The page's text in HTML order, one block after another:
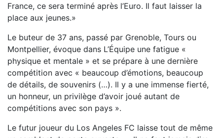
France, ce sera terminé après l’Euro. Il faut laisser la
place aux jeunes.»
Le buteur de 37 ans, passé par Grenoble, Tours ou
Montpellier, évoque dans L’Équipe une fatigue «
physique et mentale » et se prépare à une dernière
compétition avec « beaucoup d’émotions, beaucoup
de détails, de souvenirs (…). Il y a une immense fierté,
un honneur, un privilège d’avoir joué autant de
compétitions avec son pays ».
Le futur joueur du Los Angeles FC laisse tout de même